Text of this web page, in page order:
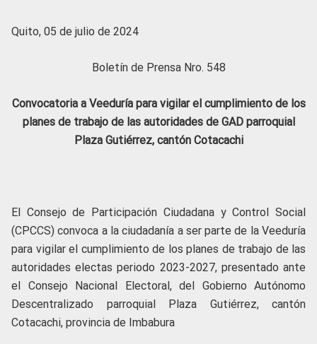
Quito, 05 de julio de 2024
Boletín de Prensa Nro. 548
Convocatoria a Veeduría para vigilarel cumplimiento de los
planes de trabajo de las autoridades de GAD parroquial
Plaza Gutiérrez, cantón Cotacachi
El Consejo de Participación Ciudadana y Control Social
(CPCCS) convoca a la ciudadanía a ser parte de la Veeduría
para vigilar el cumplimiento de los planes de trabajo de las
autoridades electas periodo 2023-2027, presentado ante
el Consejo Nacional Electoral, del Gobierno Autónomo
Descentralizado parroquial Plaza Gutiérrez, cantón
Cotacachi, provincia de Imbabura